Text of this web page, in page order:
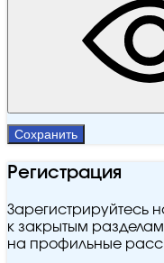
Сохранить
Регистрация
Зарегистрируйтесь
к закрытым разделам
на профильные